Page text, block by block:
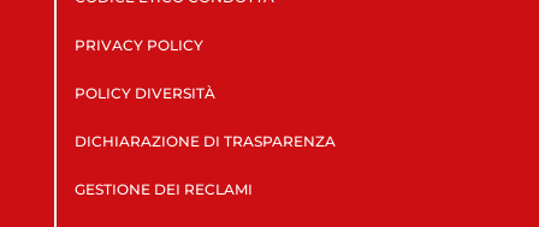
PRIVACY POLICY
POLICY DIVERSITÀ
DICHIARAZIONE DI TRASPARENZA
GESTIONE DEI RECLAMI